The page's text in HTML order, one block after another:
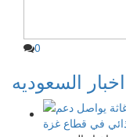
0
اخبار السعوديه